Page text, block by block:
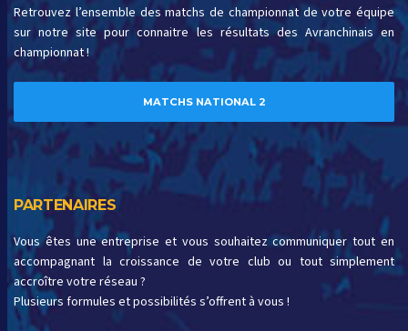
Retrouvez l’ensemble des matchs de championnat de votre équipe
sur notre site pour connaitre les résultats des Avranchinais en
championnat !
MATCHS NATIONAL 2
PARTENAIRES
Vous êtes une entreprise et vous souhaitez communiquer tout en
accompagnant la croissance de votre club ou tout simplement
accroître votre réseau ?
Plusieurs formules et possibilités s’offrent à vous !